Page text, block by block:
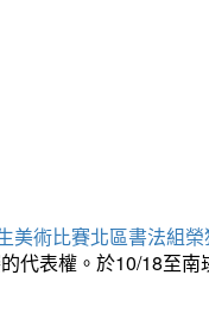
美術比賽北區書法組
代表權。於10/18至